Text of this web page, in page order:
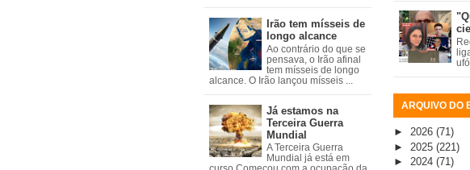
Irão tem mísseis de
longo alcance
Ao contrário do que se
pensava, o Irão afinal
tem mísseis de longo
alcance. O Irão lançou mísseis ...
Já estamos na
Terceira Guerra
Mundial
A Terceira Guerra
Mundial já está em
ARQUIVO DO
► 2026 (71)
► 2025 (221)
► 2024 (71)